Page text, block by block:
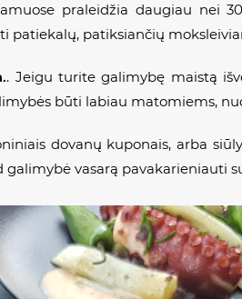
praleidžia daugiau nei
patiekalų, patiksiančių
. Jeigu turite galimybę maistą
būti labiau matomiems,
dovanų kuponais, arba
vasarą pavakarieniauti